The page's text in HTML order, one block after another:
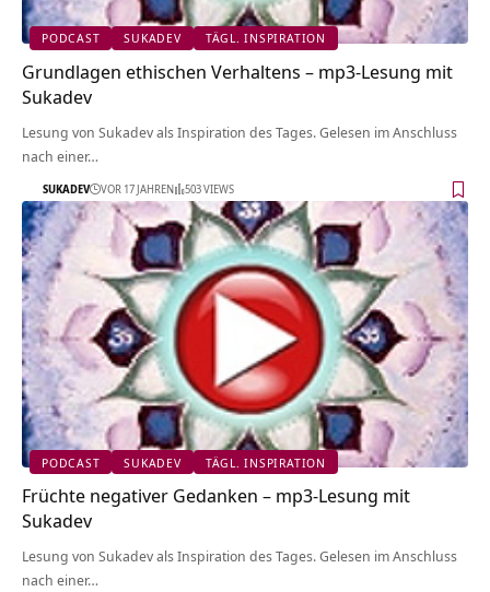
PODCAST SUKADEV TÄGL. INSPIRATION
Grundlagen ethischen Verhaltens – mp3-Lesung mit
Sukadev
Lesung von Sukadev als Inspiration des Tages. Gelesen im Anschluss
nach einer…
SUKADEV VOR 17 JAHREN 503 VIEWS
PODCAST SUKADEV TÄGL. INSPIRATION
Früchte negativer Gedanken – mp3-Lesung mit
Sukadev
Lesung von Sukadev als Inspiration des Tages. Gelesen im Anschluss
nach einer…